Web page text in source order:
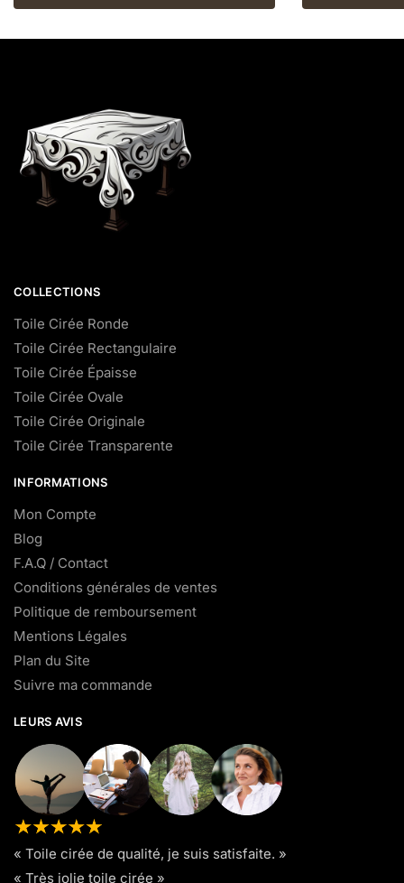
COLLECTIONS
Toile Cirée Ronde
Toile Cirée Rectangulaire
Toile Cirée Épaisse
Toile Cirée Ovale
Toile Cirée Originale
Toile Cirée Transparente
INFORMATIONS
Mon Compte
Blog
F.A.Q / Contact
Conditions générales de ventes
Politique de remboursement
Mentions Légales
Plan du Site
Suivre ma commande
LEURS AVIS
« Toile cirée de qualité, je suis satisfaite. »
« Très jolie toile cirée »